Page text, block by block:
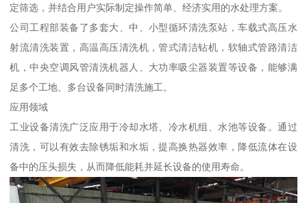
定筛选，并结合用户实际制定操作简单、经济实用的水处理方案。
公司工程部装备了多套大、中、小型循环清洗泵站，车载式高压水
射流清洗装置，高温高压清洗机，管式清洁钻机，软轴式管路清洁
机，中央空调风管清洗机器人、大功率吸尘器装置等设备，能够满
足多个工地、多台设备同时清洗施工。
应用领域
工业设备清洗广泛应用于冷却水塔、冷水机组、水池等设备。通过
清洗，可以有效去除锈垢和水垢，提高换热器效率，降低流体在设
备中的压头损失，从而降低能耗并延长设备的使用寿命。